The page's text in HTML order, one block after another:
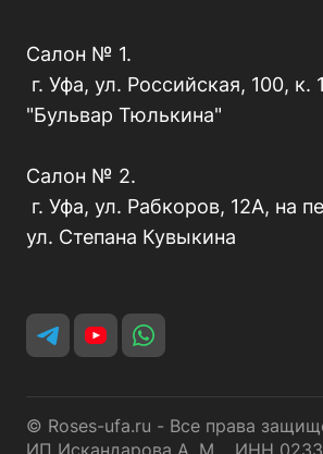
Салон № 1.
г. Уфа, ул. Российская, 100, к.
"Бульвар Тюлькина"
Салон № 2.
г. Уфа, ул. Рабкоров, 12А, на
ул. Степана Кувыкина
© Roses-ufa.ru - Все права